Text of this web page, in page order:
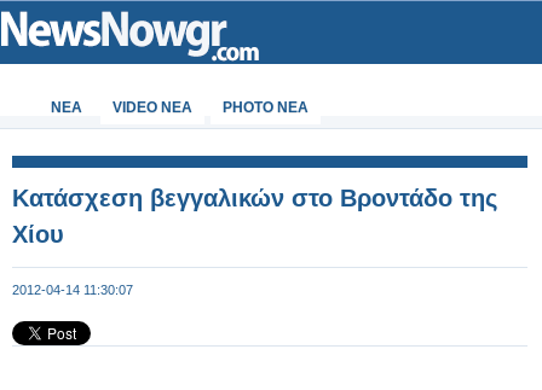
ΝΕΑ VIDEO NEA PHOTO NEA
Κατάσχεση βεγγαλικών στο Βροντάδο της
Χίου
2012-04-14 11:30:07